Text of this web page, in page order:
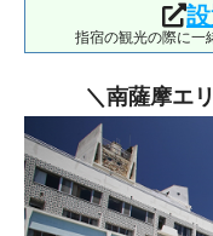
指宿の観光の際に一
＼南薩摩エ